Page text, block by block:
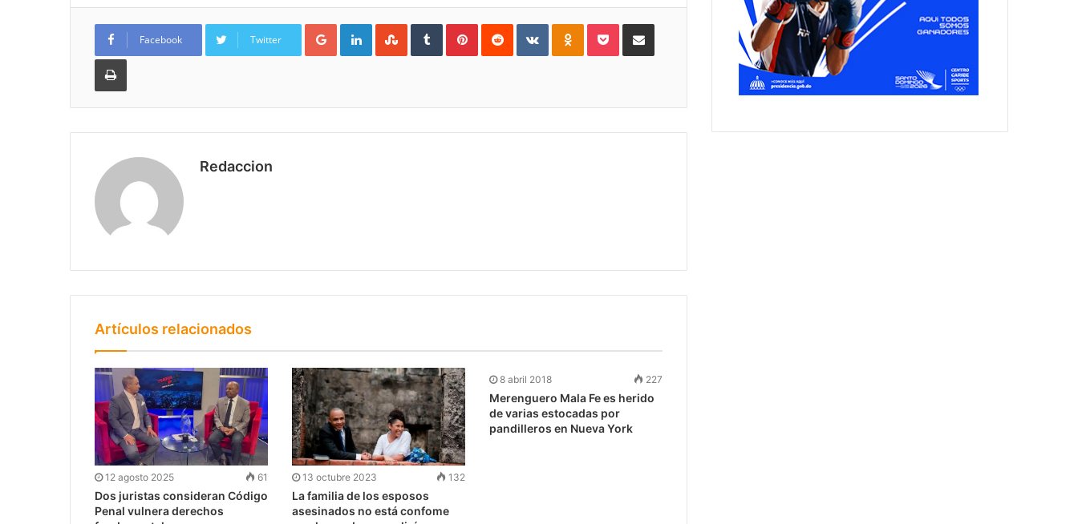
Facebook Twitter
Google+LinkedInStumbleUpon
TumblrPinterestReddit VKontakteOdnoklassniki
PocketCompartir por Correo
Imprimir
Redaccion
Artículos relacionados
12 agosto 2025 61
Dos juristas consideran Código
Penal vulnera derechos
13 octubre 2023 132
La familia de los esposos
asesinados no está confome
8 abril 2018 227
Merenguero Mala Fe es herido
de varias estocadas por
pandilleros en Nueva York